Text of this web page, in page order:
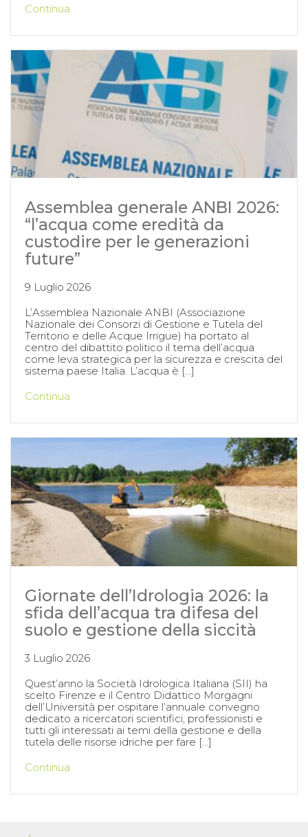
Continua
Assemblea generale ANBI 2026:
“l’acqua come eredità da
custodire per le generazioni
future”
9 Luglio 2026
L’Assemblea Nazionale ANBI (Associazione
Nazionale dei Consorzi di Gestione e Tutela del
Territorio e delle Acque Irrigue) ha portato al
centro del dibattito politico il tema dell’acqua
come leva strategica per la sicurezza e crescita del
sistema paese Italia. L’acqua è […]
Continua
Giornate dell’Idrologia 2026: la
sfida dell’acqua tra difesa del
suolo e gestione della siccità
3 Luglio 2026
Quest’anno la Società Idrologica Italiana (SII) ha
scelto Firenze e il Centro Didattico Morgagni
dell’Università per ospitare l’annuale convegno
dedicato a ricercatori scientifici, professionisti e
tutti gli interessati ai temi della gestione e della
tutela delle risorse idriche per fare […]
Continua